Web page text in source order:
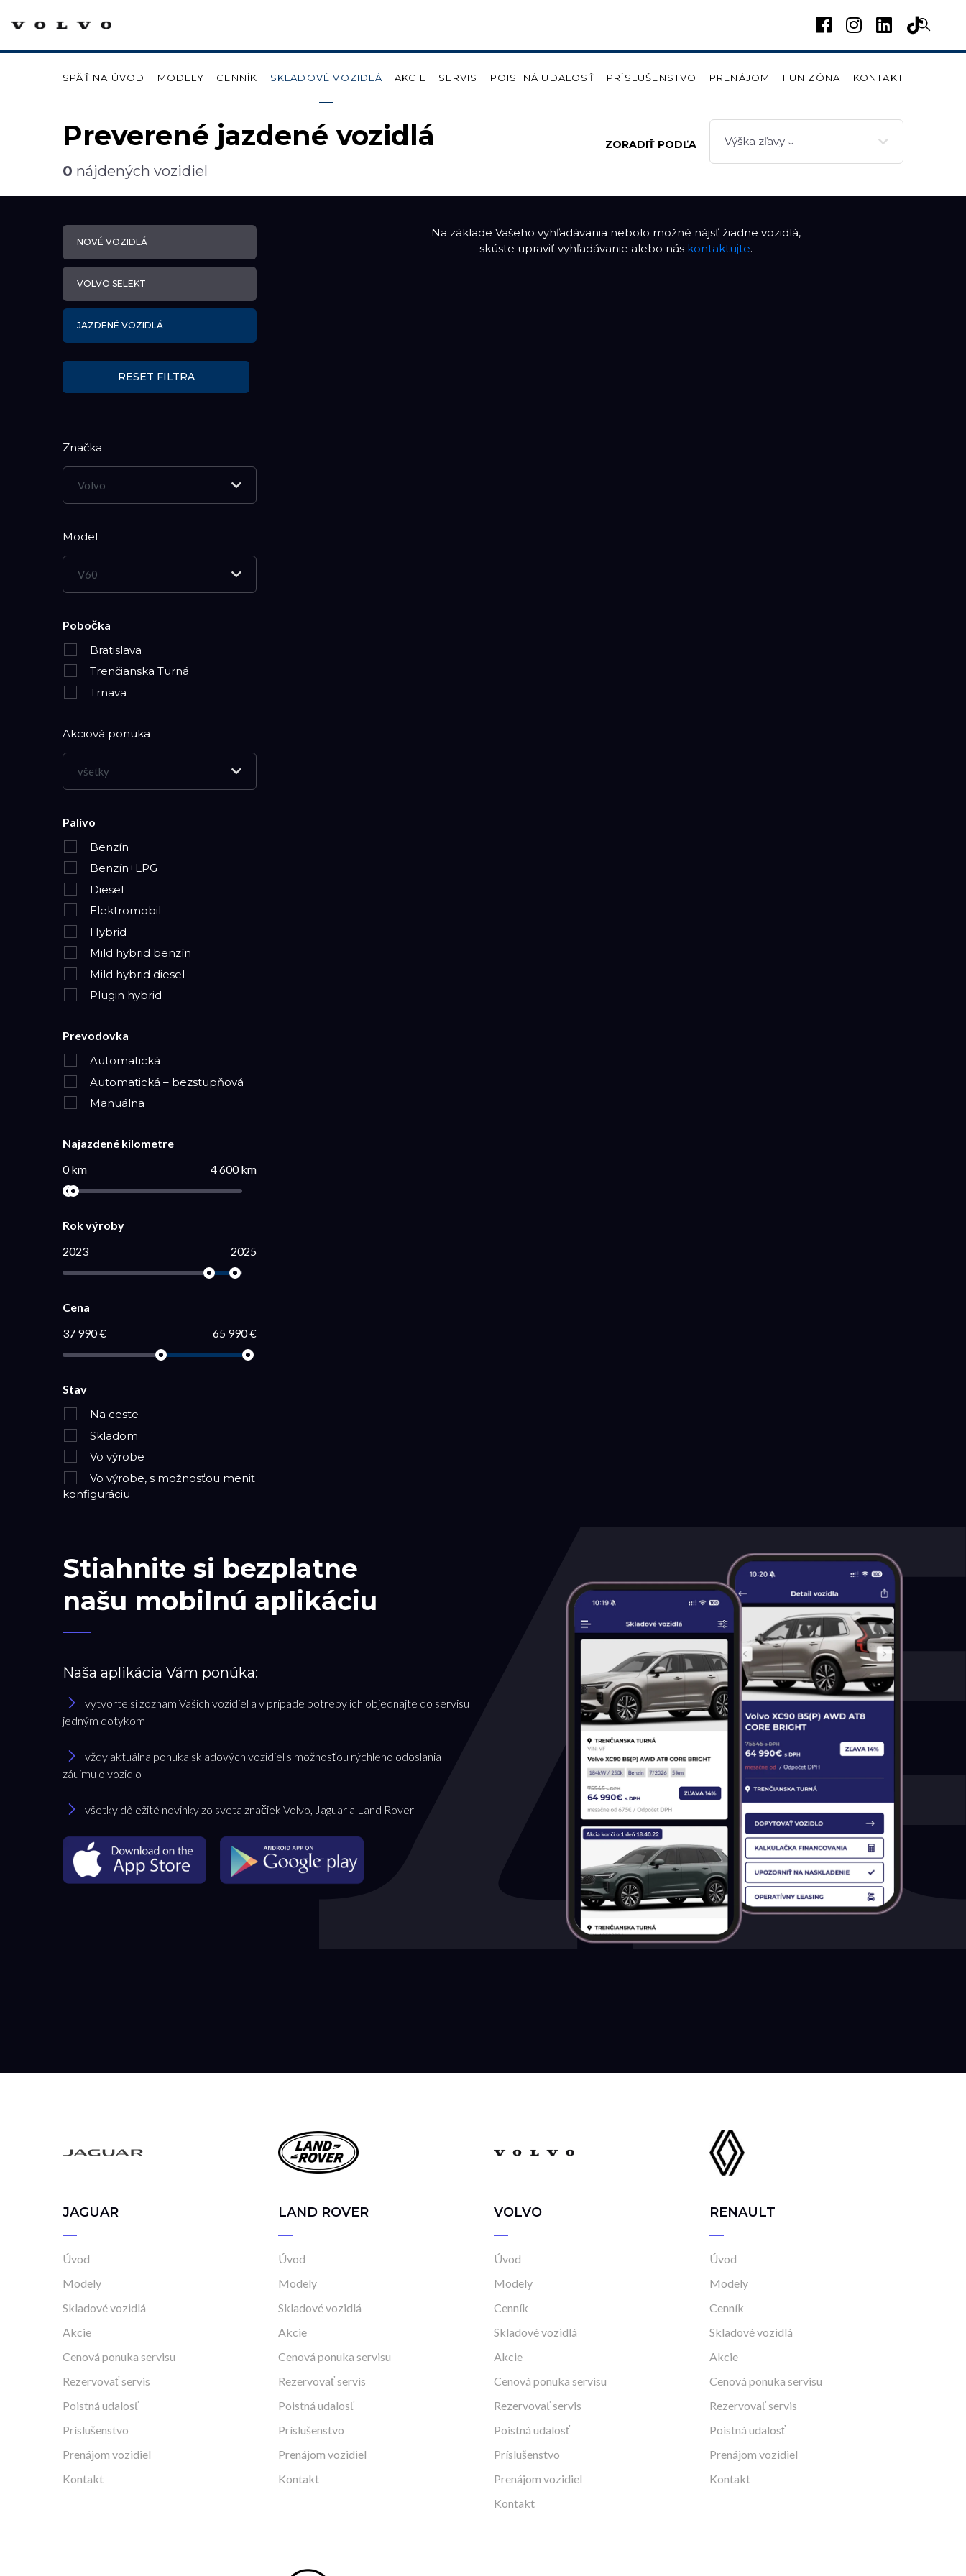
SPÄŤ NA ÚVOD MODELY CENNÍK SKLADOVÉ VOZIDLÁ AKCIE SERVIS POISTNÁ UDALOSŤ PRÍSLUŠENSTVO PRENÁJOM FUN ZÓNA KONTAKT
Preverené jazdené vozidlá
0 nájdených vozidiel
ZORADIŤ PODĽA Výška zľavy ↓
NOVÉ VOZIDLÁ
VOLVO SELEKT
JAZDENÉ VOZIDLÁ
RESET FILTRA
Značka
Volvo
Model
V60
Pobočka
Bratislava
Trenčianska Turná
Trnava
Akciová ponuka
všetky
Palivo
Benzín
Benzín+LPG
Diesel
Elektromobil
Hybrid
Mild hybrid benzín
Mild hybrid diesel
Plugin hybrid
Prevodovka
Automatická
Automatická – bezstupňová
Manuálna
Najazdené kilometre
0 km
4 600 km
Rok výroby
2023
2025
Cena
37 990 €
65 990 €
Stav
Na ceste
Skladom
Vo výrobe
Vo výrobe, s možnosťou meniť
konfiguráciu
Na základe Vašeho vyhľadávania nebolo možné nájsť žiadne vozidlá,
skúste upraviť vyhľadávanie alebo nás kontaktujte.
Stiahnite si bezplatne
našu mobilnú aplikáciu
Naša aplikácia Vám ponúka:
vytvorte si zoznam Vašich vozidiel a v prípade potreby ich objednajte do servisu
jedným dotykom
vždy aktuálna ponuka skladových vozidiel s možnosťou rýchleho odoslania
záujmu o vozidlo
všetky dôležité novinky zo sveta značiek Volvo, Jaguar a Land Rover
JAGUAR
Úvod
Modely
Skladové vozidlá
Akcie
Cenová ponuka servisu
Rezervovať servis
Poistná udalosť
Príslušenstvo
Prenájom vozidiel
Kontakt
LAND ROVER
Úvod
Modely
Skladové vozidlá
Akcie
Cenová ponuka servisu
Rezervovať servis
Poistná udalosť
Príslušenstvo
Prenájom vozidiel
Kontakt
VOLVO
Úvod
Modely
Cenník
Skladové vozidlá
Akcie
Cenová ponuka servisu
Rezervovať servis
Poistná udalosť
Príslušenstvo
Prenájom vozidiel
Kontakt
RENAULT
Úvod
Modely
Cenník
Skladové vozidlá
Akcie
Cenová ponuka servisu
Rezervovať servis
Poistná udalosť
Prenájom vozidiel
Kontakt